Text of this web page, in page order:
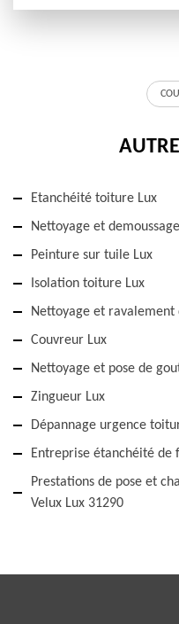
Etanchéité toiture Lux
Nettoyage et
Peinture sur tuile Lux
Isolation toiture Lux
Nettoyage et ravalement
Couvreur Lux
Nettoyage et pose de
Zingueur Lux
Dépannage urgence
Entreprise étanchéité
Prestations de pose et
Velux Lux 31290